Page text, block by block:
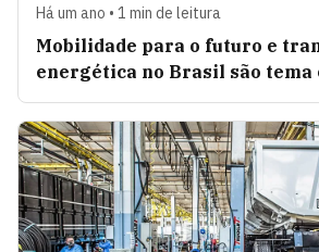
Há um ano • 1 min de leitura
Mobilidade para o futuro e
energética no Brasil são tema